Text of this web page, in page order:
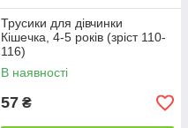
Трусики для дівчинки
Кішечка, 4-5 років (зріст 110-
116)
В наявності
57 ₴